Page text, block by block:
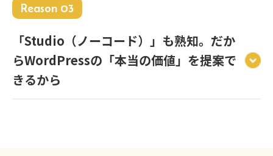
Reason 03
「Studio（ノーコード）」も熟知。だか
らWordPressの「本当の価値」を提案で
きるから